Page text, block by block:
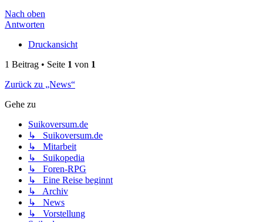
Nach oben
Antworten
Druckansicht
1 Beitrag • Seite 1 von 1
Zurück zu „News“
Gehe zu
Suikoversum.de
↳ Suikoversum.de
↳ Mitarbeit
↳ Suikopedia
↳ Foren-RPG
↳ Eine Reise beginnt
↳ Archiv
↳ News
↳ Vorstellung